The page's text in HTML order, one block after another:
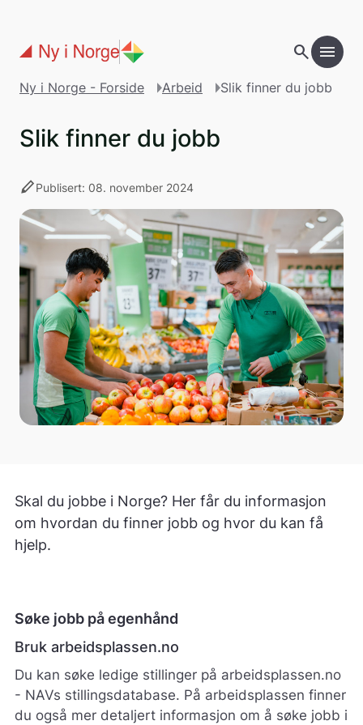
search menu
Ny i Norge - Forside Arbeid Slik finner du jobb
Slik finner du jobb
stylusPublisert: 08. november 2024
Skal du jobbe i Norge? Her får du informasjon
om hvordan du finner jobb og hvor du kan få
hjelp.
add
Søke jobb på egenhånd
Bruk arbeidsplassen.no
Du kan søke ledige stillinger på arbeidsplassen.no
- NAVs stillingsdatabase. På arbeidsplassen finner
du også mer detaljert informasjon om å søke jobb i